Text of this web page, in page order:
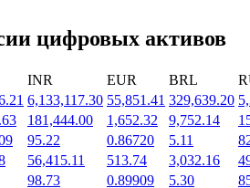
награды ежедневно
цифровых активов
INR EUR BRL
6,133,117.30 55,851.41 329,639.20
181,444.00 1,652.32 9,752.14
95.22 0.86720 5.11
56,415.11 513.74 3,032.16
98.73 0.89909 5.30